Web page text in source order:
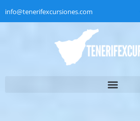
info@tenerifexcursiones.com